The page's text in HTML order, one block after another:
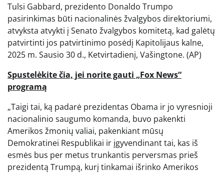
Tulsi Gabbard, prezidento Donaldo Trumpo
pasirinkimas būti nacionalinės žvalgybos direktoriumi,
atvyksta atvykti į Senato žvalgybos komitetą, kad galėtų
patvirtinti jos patvirtinimo posėdį Kapitolijaus kalne,
2025 m. Sausio 30 d., Ketvirtadienį, Vašingtone. (AP)
Spustelėkite čia, jei norite gauti „Fox News“
programą
„Taigi tai, ką padarė prezidentas Obama ir jo vyresnioji
nacionalinio saugumo komanda, buvo pakenkti
Amerikos žmonių valiai, pakenkiant mūsų
Demokratinei Respublikai ir įgyvendinant tai, kas iš
esmės bus per metus trunkantis perversmas prieš
prezidentą Trumpą, kurį tinkamai išrinko Amerikos